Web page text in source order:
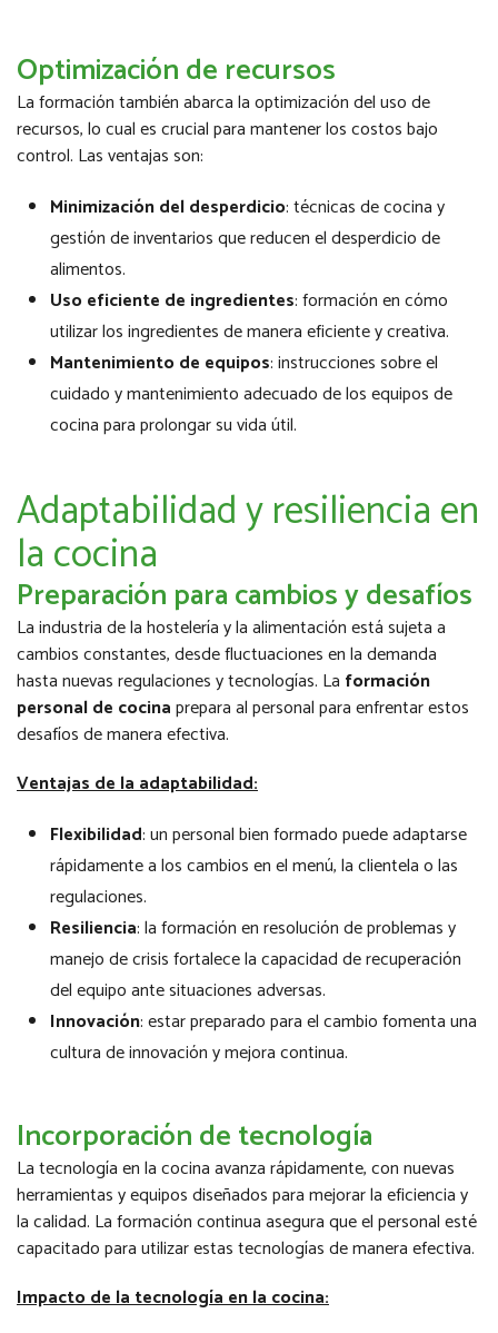
Optimización de recursos
La formación también abarca la optimización del uso de
recursos, lo cual es crucial para mantener los costos bajo
control. Las ventajas son:
Minimización del desperdicio: técnicas de cocina y
gestión de inventarios que reducen el desperdicio de
alimentos.
Uso eficiente de ingredientes: formación en cómo
utilizar los ingredientes de manera eficiente y creativa.
Mantenimiento de equipos: instrucciones sobre el
cuidado y mantenimiento adecuado de los equipos de
cocina para prolongar su vida útil.
Adaptabilidad y resiliencia en
la cocina
Preparación para cambios y desafíos
La industria de la hostelería y la alimentación está sujeta a
cambios constantes, desde fluctuaciones en la demanda
hasta nuevas regulaciones y tecnologías. La formación
personal de cocinaprepara al personal para enfrentar estos
desafíos de manera efectiva.
Ventajas de la adaptabilidad:
Flexibilidad: un personal bien formado puede adaptarse
rápidamente a los cambios en el menú, la clientela o las
regulaciones.
Resiliencia: la formación en resolución de problemas y
manejo de crisis fortalece la capacidad de recuperación
del equipo ante situaciones adversas.
Innovación: estar preparado para el cambio fomenta una
cultura de innovación y mejora continua.
Incorporación de tecnología
La tecnología en la cocina avanza rápidamente, con nuevas
herramientas y equipos diseñados para mejorar la eficiencia y
la calidad. La formación continua asegura que el personal esté
capacitado para utilizar estas tecnologías de manera efectiva.
Impacto de la tecnología en la cocina: